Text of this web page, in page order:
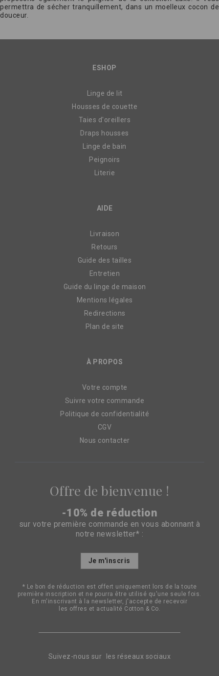
permettra de sécher tranquillement, dans un moelleux cocon de
douceur.
ESHOP
Linge de lit
Housses de couette
Taies d'oreillers
Draps housses
Linge de bain
Peignoirs
Literie
AIDE
Livraison
Retours
Guide des tailles
Entretien
Guide du linge de maison
Mentions légales
Redirections
Plan de site
À PROPOS
Votre compte
Suivre votre commande
Politique de confidentialité
CGV
Nous contacter
Suivez-nous sur les réseaux sociaux
Offre de bienvenue !
-10% de réduction
sur votre première commande en vous abonnant à
notre newsletter* :
Inscription
d’information
:
Je m'inscris
* Le bon de réduction est offert uniquement lors de la toute
première inscription et ne pourra être utilisé qu'une seule fois.
En m'inscrivant à la newsletter, j'accepte de recevoir
les offres et actualité Cotton & Co.